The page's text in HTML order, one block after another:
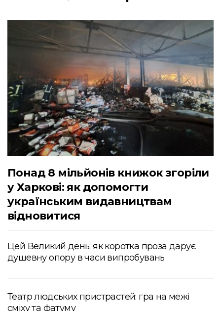
Понад 8 мільйонів книжок згоріли
у Харкові: як допомогти
українським видавництвам
відновитися
Цей Великий день: як коротка проза дарує
душевну опору в часи випробувань
Театр людських пристрастей: гра на межі
сміху та фатуму